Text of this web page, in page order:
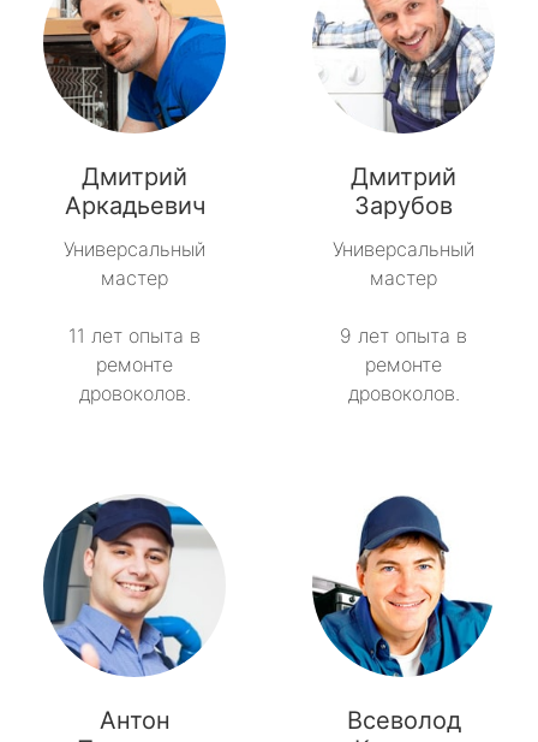
Дмитрий
Аркадьевич
Универсальный
мастер
11 лет опыта в
ремонте
дровоколов.
Дмитрий
Зарубов
Универсальный
мастер
9 лет опыта в
ремонте
дровоколов.
Антон
Всеволод